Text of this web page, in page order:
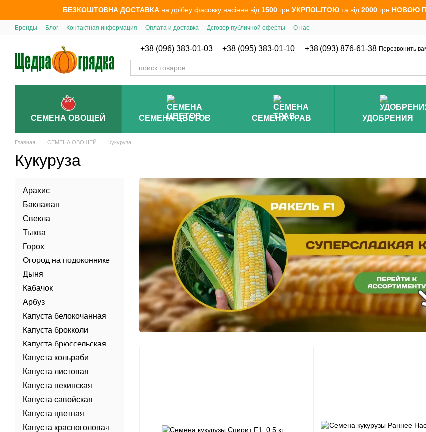
Перейти к основному контентуБЕЗКОШТОВНА ДОСТАВКА на дрібну фасовку насіння від 1500грн УКРПОШТОЮта від 2000грн НОВОЮ
Бренды Блог Контактная информация Оплата и доставка Договор публичной оферты О нас
+38 (096) 383-01-03 +38 (095) 383-01-10 +38 (093) 876-61-38 Перезвонить
СЕМЕНА ОВОЩЕЙ СЕМЕНА ЦВЕТОВ СЕМЕНА ТРАВ УДОБРЕНИЯ
Главная СЕМЕНА ОВОЩЕЙ Кукуруза
Кукуруза
Арахис
Баклажан
Свекла
Тыква
Горох
Огород на подоконнике
Дыня
Кабачок
Арбуз
Капуста белокочанная
Капуста брокколи
Капуста брюссельская
Капуста кольраби
Капуста листовая
Капуста пекинская
Капуста савойская
Капуста цветная
Капуста красноголовая